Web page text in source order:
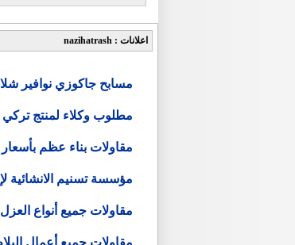
اعلانات : nazihatrash
مسابح جاكوزي نوافير
مطلوب وكلاء لمنتج
مقاولات بناء عظم
مؤسسة تسنيم الانشائية
مقاولات جميع أنواع
مقاولات جميع أعمال